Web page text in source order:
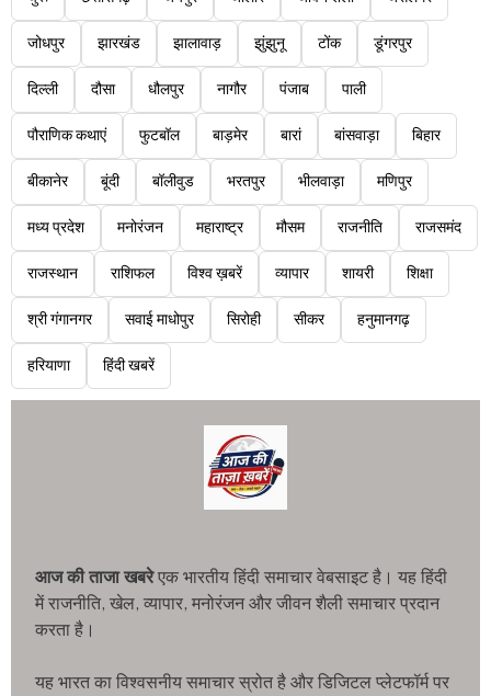
जोधपुर झारखंड झालावाड़ झुंझुनू टोंक डूंगरपुर
दिल्ली दौसा धौलपुर नागौर पंजाब पाली
पौराणिक कथाएं फुटबॉल बाड़मेर बारां बांसवाड़ा बिहार
बीकानेर बूंदी बॉलीवुड भरतपुर भीलवाड़ा मणिपुर
मध्य प्रदेश मनोरंजन महाराष्ट्र मौसम राजनीति राजसमंद
राजस्थान राशिफल विश्व ख़बरें व्यापार शायरी शिक्षा
श्री गंगानगर सवाई माधोपुर सिरोही सीकर हनुमानगढ़
हरियाणा हिंदी खबरें
आज की ताजा खबरेएक भारतीय हिंदी समाचार वेबसाइट है। यह हिंदी
में राजनीति, खेल, व्यापार, मनोरंजन और जीवन शैली समाचार प्रदान
करता है।
यह भारत का विश्वसनीय समाचार स्रोत है और डिजिटल प्लेटफॉर्म पर